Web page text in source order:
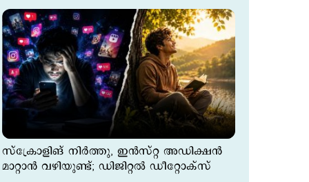
സ്ക്രോളിങ് നിർത്തു, ഇൻസ്റ്റ അഡിക്ഷൻ
മാറ്റാൻ വഴിയുണ്ട്; ഡിജിറ്റൽ ഡീറ്റോക്സ്